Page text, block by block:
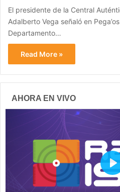
El presidente de la Central
Adalberto Vega señaló en
Departamento…
Read More »
AHORA EN VIVO
P